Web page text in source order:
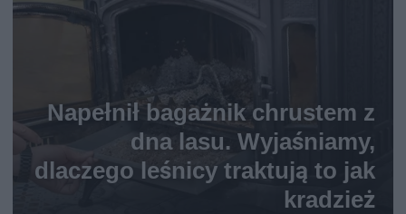
Napełnił bagażnik chrustem z
dna lasu. Wyjaśniamy,
dlaczego leśnicy traktują to jak
kradzież